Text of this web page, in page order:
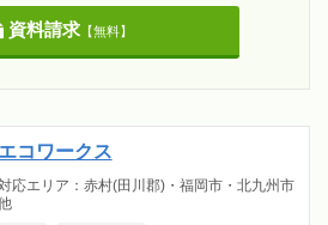
資料請求【無料】
エコワークス
応エリア：赤村(田川郡)・福岡市・北九州市